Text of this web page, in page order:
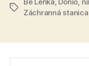
Značky
Záchranná